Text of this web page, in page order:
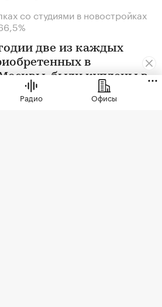
со студиями в новостройках
две из каждых
в
были куплены в
трешек ипотечных
а среди
Радио Офисы